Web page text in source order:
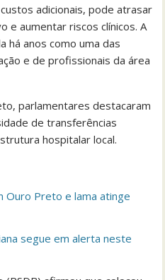
adicionais, pode atrasar
e aumentar riscos clínicos. A
há anos como uma das
e de profissionais da área
parlamentares destacaram
de transferências
hospitalar local.
Ouro Preto e lama atinge
segue em alerta neste